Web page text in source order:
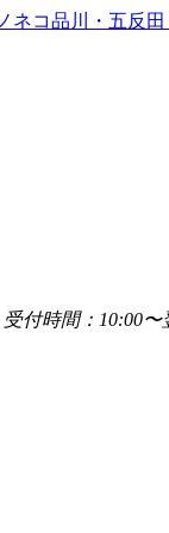
受付時間：10:00〜